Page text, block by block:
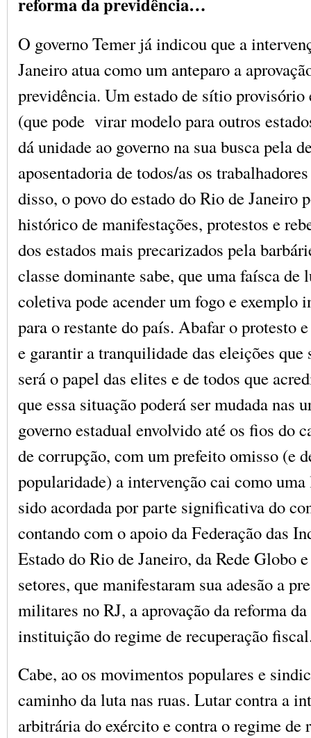
O governo Temer já indicou que a
Janeiro atua como um anteparo a
previdência. Um estado de sítio
(que pode virar modelo para outros
dá unidade ao governo na sua busca pela
aposentadoria de todos/as os
disso, o povo do estado do Rio de Janeiro
histórico de manifestações, protestos e
dos estados mais precarizados pela
classe dominante sabe, que uma faísca de
coletiva pode acender um fogo e exemplo
para o restante do país. Abafar o protesto
e garantir a tranquilidade das eleições que
será o papel das elites e de todos que
que essa situação poderá ser mudada nas
governo estadual envolvido até os fios do
de corrupção, com um prefeito omisso (e
popularidade) a intervenção cai como uma
sido acordada por parte significativa do
contando com o apoio da Federação das
Estado do Rio de Janeiro, da Rede Globo
setores, que manifestaram sua adesão a
militares no RJ, a aprovação da reforma
instituição do regime de recuperação
Cabe, ao os movimentos populares e
caminho da luta nas ruas. Lutar contra a
arbitrária do exército e contra o regime de